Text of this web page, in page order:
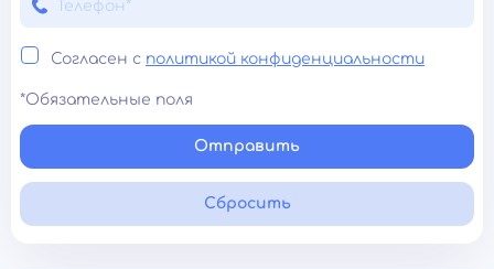
Согласен с политикой конфиденциальности
*Обязательные поля
Отправить
Сбросить